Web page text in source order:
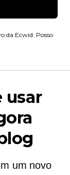
da Ecwid. Posso
usar
um novo